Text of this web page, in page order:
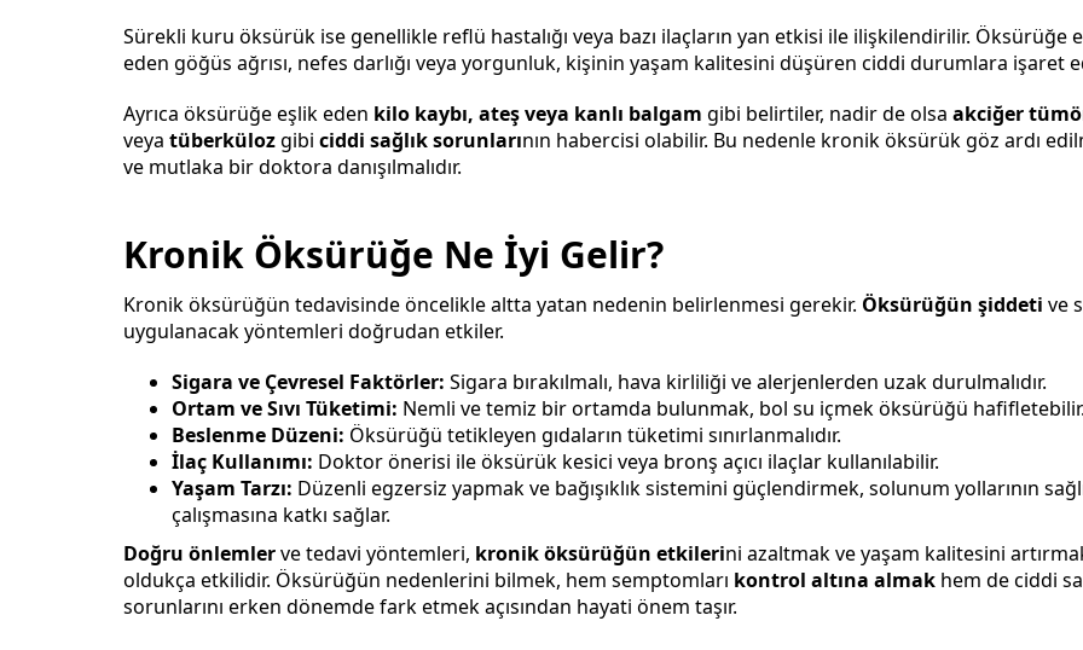
Sürekli kuru öksürük ise genellikle reflü hastalığı veya bazı ilaçların yan etkisi ile ilişkilendirilir. Öksürüğe
eden göğüs ağrısı, nefes darlığı veya yorgunluk, kişinin yaşam kalitesini düşüren ciddi durumlara işaret
Ayrıca öksürüğe eşlik eden kilo kaybı, ateş veya kanlı balgam gibi belirtiler, nadir de olsa akciğer
veya tüberkülozgibi ciddi sağlık sorunlarının habercisi olabilir. Bu nedenle kronik öksürük göz ardı
ve mutlaka bir doktora danışılmalıdır.
Kronik Öksürüğe Ne İyi Gelir?
Kronik öksürüğün tedavisinde öncelikle altta yatan nedenin belirlenmesi gerekir. Öksürüğün şiddeti ve
uygulanacak yöntemleri doğrudan etkiler.
Sigara ve Çevresel Faktörler: Sigara bırakılmalı, hava kirliliği ve alerjenlerden uzak durulmalıdır.
Ortam ve Sıvı Tüketimi: Nemli ve temiz bir ortamda bulunmak, bol su içmek öksürüğü hafifletebilir.
Beslenme Düzeni: Öksürüğü tetikleyen gıdaların tüketimi sınırlanmalıdır.
İlaç Kullanımı: Doktor önerisi ile öksürük kesici veya bronş açıcı ilaçlar kullanılabilir.
Yaşam Tarzı: Düzenli egzersiz yapmak ve bağışıklık sistemini güçlendirmek, solunum yollarının
çalışmasına katkı sağlar.
Doğru önlemlerve tedavi yöntemleri, kronik öksürüğün etkilerini azaltmak ve yaşam kalitesini
oldukça etkilidir. Öksürüğün nedenlerini bilmek, hem semptomları kontrol altına almak hem de ciddi
sorunlarını erken dönemde fark etmek açısından hayati önem taşır.